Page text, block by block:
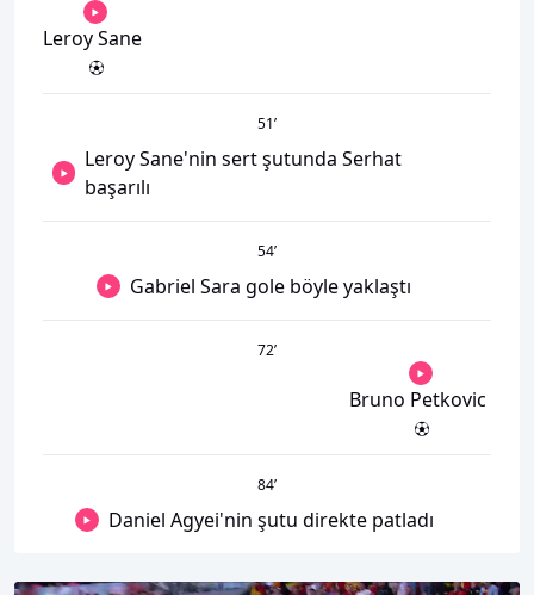
Leroy Sane
51’
Leroy Sane'nin sert şutunda Serhat
başarılı
54’
Gabriel Sara gole böyle yaklaştı
72’
Bruno Petkovic
84’
Daniel Agyei'nin şutu direkte patladı